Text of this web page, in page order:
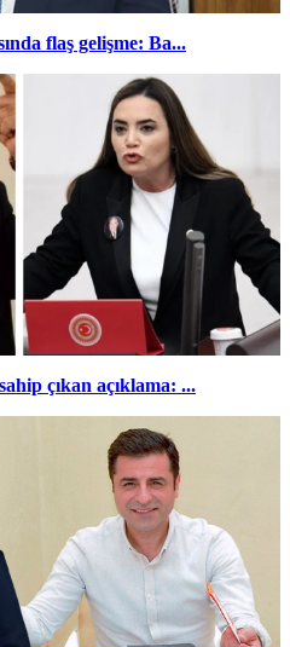
flaş gelişme: Ba...
çıkan açıklama: ...